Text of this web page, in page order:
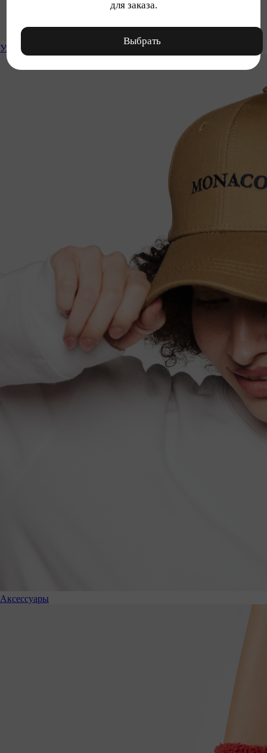
Уход
Аксессуары
для заказа.
Выбрать